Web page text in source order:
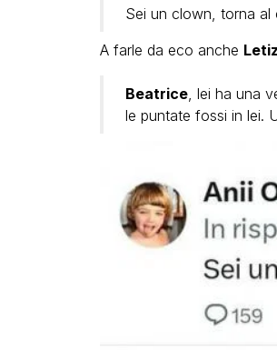
Sei un clown, torna al
A farle da eco anche
Beatrice, lei ha una
le puntate fossi in lei.